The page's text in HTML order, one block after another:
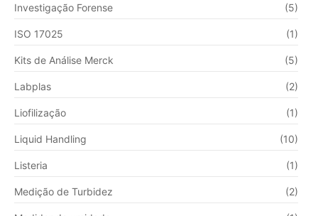
Investigação Forense (5)
ISO 17025 (1)
Kits de Análise Merck (5)
Labplas (2)
Liofilização (1)
Liquid Handling (10)
Listeria (1)
Medição de Turbidez (2)